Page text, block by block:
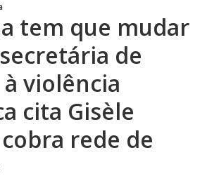
tem que mudar
de
violência
cita Gisèle
rede de